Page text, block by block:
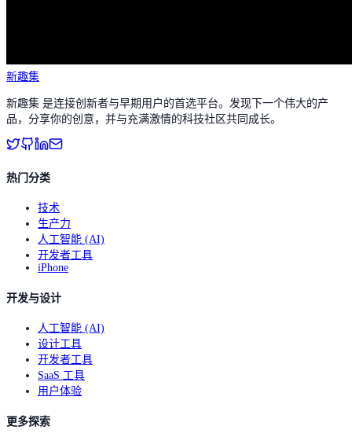
新趣集
新趣集 是连接创新者与早期用户的首选平台。发现下一个伟大的产
品，分享你的创意，并与充满激情的科技社区共同成长。
热门分类
技术
生产力
人工智能 (AI)
开发者工具
iPhone
开发与设计
人工智能 (AI)
设计工具
开发者工具
SaaS 工具
用户体验
更多探索